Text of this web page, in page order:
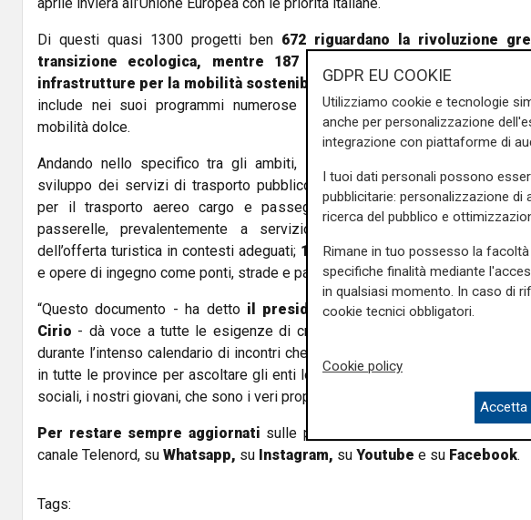
Di questi quasi 1300 progetti ben 672 riguardano la rivoluzione
transizione ecologica, mentre 187 fanno riferimento a
infrastrutture per la mobilità sostenibile: insomma, il Piemonte guarda al
include nei suoi programmi numerose idee d'intervento nel settore
mobilità dolce.
Andando nello specifico tra gli ambiti, il Piemonte ha previsto
sviluppo dei servizi di trasporto pubblico locale, trasporto ferroviario,
per il trasporto aereo cargo e passeggeri;
109schede su ciclovie,
passerelle, prevalentemente a servizio della riqualificazione
dell’offerta turistica in contesti adeguati; 183interventi in viabilità,
e opere di ingegno come ponti, strade e parcheggi.
“Questo documento - ha detto il presidente della Regione Piemonte
Cirio - dà voce a tutte le esigenze di crescita che ci sono pervenute dal
durante l’intenso calendario di incontri che, nelle scorse settimane, ci ha
in tutte le province per ascoltare gli enti locali, le categorie economiche,
sociali, i nostri giovani, che sono i veri proprietari del futuro”.
Per restare sempre aggiornati sulle principali notizie sulla Liguria
canale Telenord, su Whatsapp, su Instagram, su Youtube e su Facebook.
Tags:
GDPR EU COOKIE
Utilizziamo cookie e tecnologie
anche per personalizzazione
integrazione con piattaforme di
I tuoi dati personali possono
pubblicitarie: personalizzazione di
ricerca del pubblico e
Rimane in tuo possesso la
specifiche finalità mediante
in qualsiasi momento. In caso di
cookie tecnici obbligatori.
Cookie policy
Accetta